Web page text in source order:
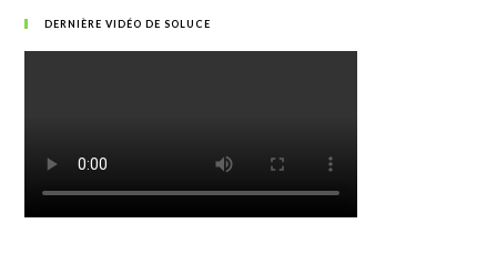
DERNIÈRE VIDÉO DE SOLUCE